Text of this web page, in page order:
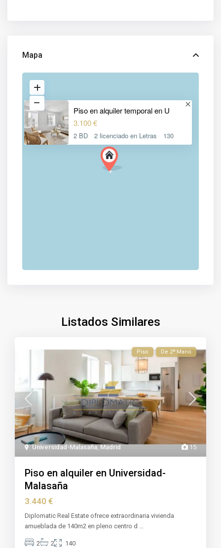
Mapa
Piso en alquiler temporal en U
3.100 €
2 BD 2 licenciado en Letras 130
Listados Similares
15
Universidad-Malasaña, Madrid
Piso De 2ª Mano
Piso en alquiler en Universidad-
Malasaña
3.440 €
Diplomatic Real Estate ofrece extraordinaria vivienda
amueblada de 140m2 en pleno centro d ...
2 2 140